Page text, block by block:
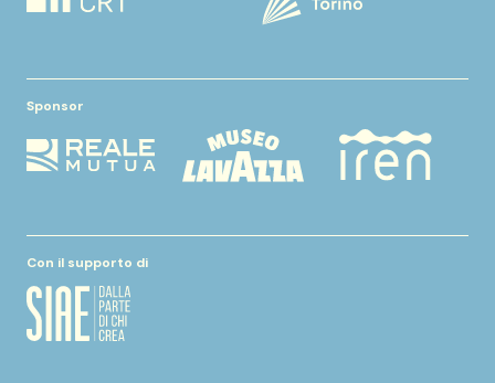
Sponsor
Con il supporto di